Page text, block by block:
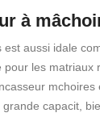
à
est aussi idale
pour les matriaux
mchoires
capacit,